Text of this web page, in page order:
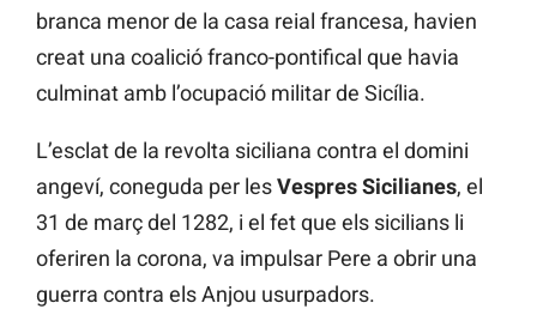
branca menor de la casa reial francesa, havien
creat una coalició franco-pontifical que havia
culminat amb l’ocupació militar de Sicília.
L’esclat de la revolta siciliana contra el domini
angeví, coneguda per lesVespres Sicilianes, el
31 de març del 1282, i el fet que els sicilians li
oferiren la corona, va impulsar Pere a obrir una
guerra contra els Anjou usurpadors.